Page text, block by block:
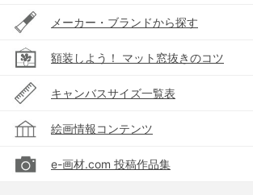
メーカー・ブランドから探す
額装しよう！ マット窓抜きのコツ
キャンバスサイズ一覧表
絵画情報コンテンツ
e-画材.com 投稿作品集